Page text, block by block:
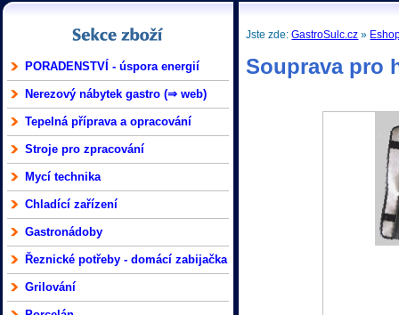
PORADENSTVÍ - úspora energií
Nerezový nábytek gastro (⇒ web)
Tepelná příprava a opracování
Stroje pro zpracování
Mycí technika
Chladící zařízení
Gastronádoby
Řeznické potřeby - domácí zabijačka
Grilování
Jste zde:GastroSulc.cz »
Souprava pro